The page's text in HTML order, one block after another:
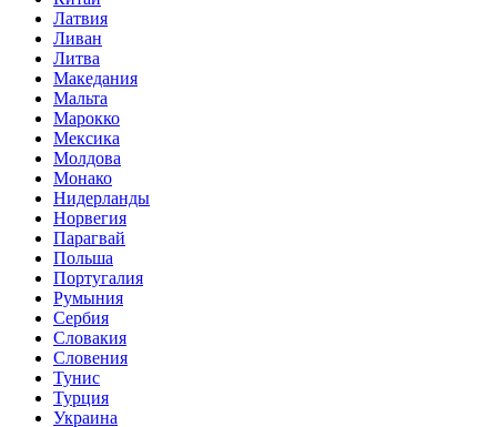
Латвия
Ливан
Литва
Македания
Мальта
Марокко
Мексика
Молдова
Монако
Нидерланды
Норвегия
Парагвай
Польша
Португалия
Румыния
Сербия
Словакия
Словения
Тунис
Турция
Украина